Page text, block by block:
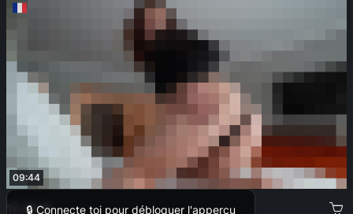
09:44
🔒 Connecte toi pour débloquer l'apperçu
12,00 €